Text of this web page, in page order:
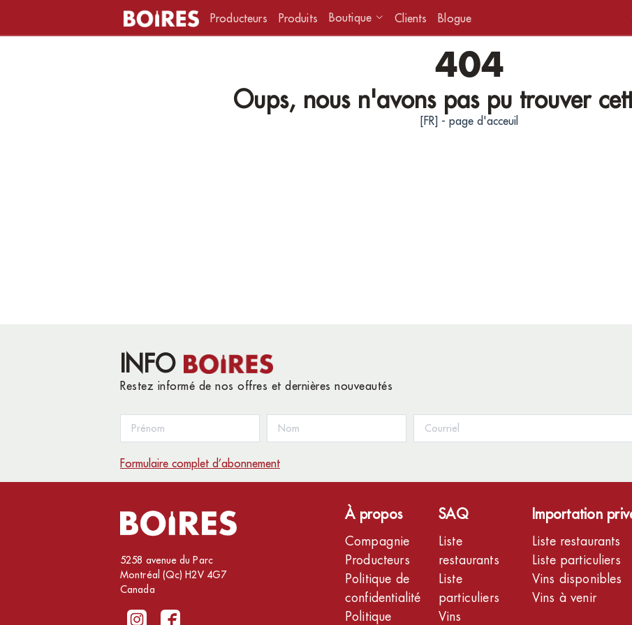
Producteurs Produits Boutique Clients Blogue
404
Oups, nous n'avons pas pu trouver
[FR] - page d'acceuil
INFO
Restez informé de nos offres et dernières nouveautés
Formulaire complet d’abonnement
5258 avenue du Parc
Montréal (Qc) H2V 4G7
Canada
À propos
Compagnie
Producteurs
Politique de
confidentialité
Politique
SAQ
Liste
restaurants
Liste
particuliers
Vins
Importation
Liste restaurants
Liste particuliers
Vins disponibles
Vins à venir